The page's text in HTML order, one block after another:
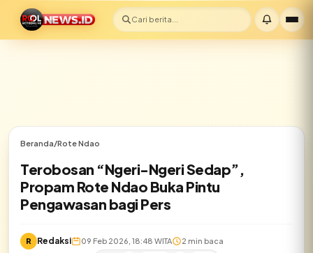
Cari berita...
Beranda/Rote Ndao
Terobosan “Ngeri-Ngeri Sedap”,
Propam Rote Ndao Buka Pintu
Pengawasan bagi Pers
R Redaksi 09 Feb 2026, 18:48 WITA 2 min baca